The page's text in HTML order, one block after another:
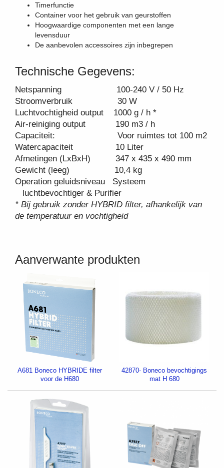
Timerfunctie
Container voor het gebruik van geurstoffen
Hoogwaardige componenten met een lange
levensduur
De aanbevolen accessoires zijn inbegrepen
Technische Gegevens:
Netspanning 100-240 V / 50 Hz
Stroomverbruik 30 W
Luchtvochtigheid output 1000 g / h *
Air-reiniging output 190 m3 / h
Capaciteit: Voor ruimtes tot 100 m2
Watercapaciteit 10 Liter
Afmetingen (LxBxH) 347 x 435 x 490 mm
Gewicht (leeg) 10,4 kg
Operation geluidsniveau Systeem
luchtbevochtiger & Purifier
* Bij gebruik zonder HYBRID filter, afhankelijk van
de temperatuur en vochtigheid
Aanverwante produkten
A681 Boneco HYBRIDE filter
voor de H680
42870- Boneco bevochtigings
mat H 680